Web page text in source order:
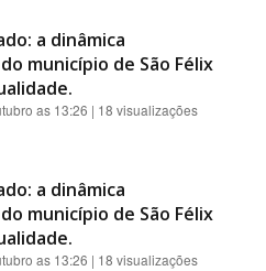
a dinâmica
município de São Félix
as 13:26 | 18 visualizações
a dinâmica
município de São Félix
as 13:26 | 18 visualizações